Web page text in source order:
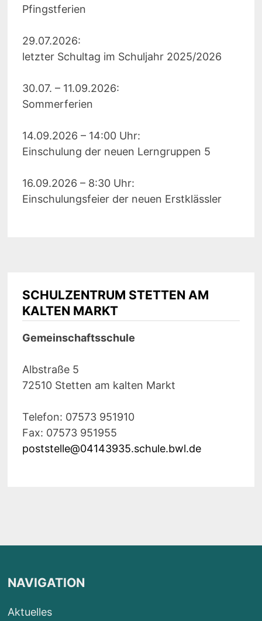
Pfingstferien
29.07.2026:
letzter Schultag im Schuljahr 2025/2026
30.07. – 11.09.2026:
Sommerferien
14.09.2026 – 14:00 Uhr:
Einschulung der neuen Lerngruppen 5
16.09.2026 – 8:30 Uhr:
Einschulungsfeier der neuen Erstklässler
SCHULZENTRUM STETTEN AM
KALTEN MARKT
Gemeinschaftsschule
Albstraße 5
72510 Stetten am kalten Markt
Telefon: 07573 951910
Fax: 07573 951955
poststelle@04143935.schule.bwl.de
NAVIGATION
Aktuelles